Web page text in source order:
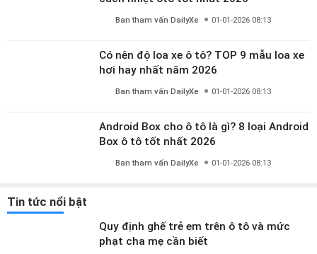
Ban tham vấn DailyXe 01-01-2026 08:13
Có nên độ loa xe ô tô? TOP 9 mẫu loa xe
hơi hay nhất năm 2026
Ban tham vấn DailyXe 01-01-2026 08:13
Android Box cho ô tô là gì? 8 loại Android
Box ô tô tốt nhất 2026
Ban tham vấn DailyXe 01-01-2026 08:13
Tin tức nổi bật
Quy định ghế trẻ em trên ô tô và mức
phạt cha mẹ cần biết